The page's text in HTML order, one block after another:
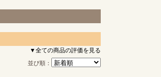
▼全ての商品の評価を見る
並び順：